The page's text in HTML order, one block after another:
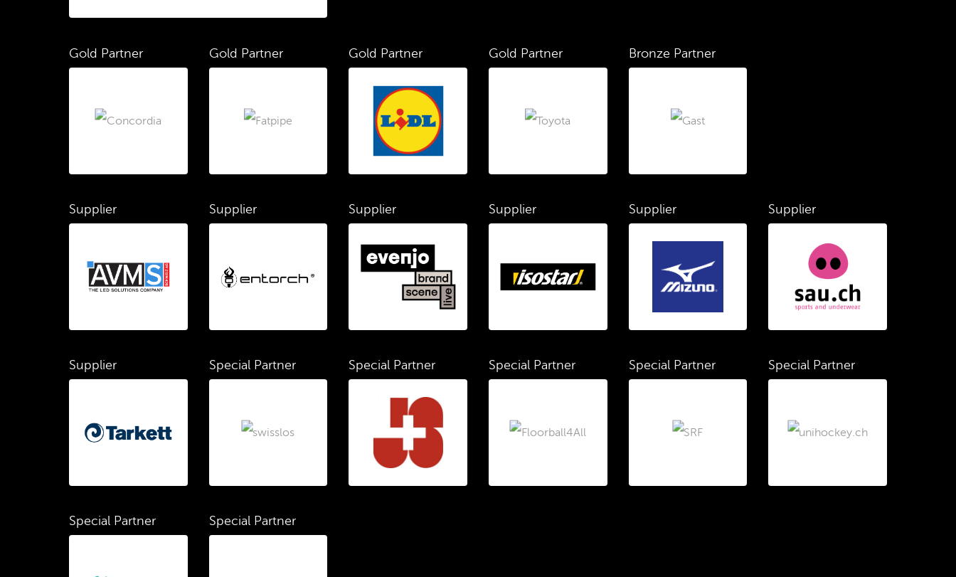
Gold Partner Gold Partner Gold Partner Gold Partner Bronze Partner
Supplier Supplier Supplier Supplier Supplier Supplier
Supplier Special Partner Special Partner Special Partner Special Partner Special Partner
Special Partner Special Partner